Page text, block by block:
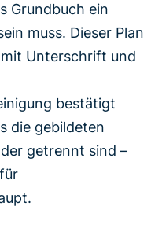
Grundbuch ein
muss. Dieser Plan
Unterschrift und
bestätigt
die gebildeten
getrennt sind –